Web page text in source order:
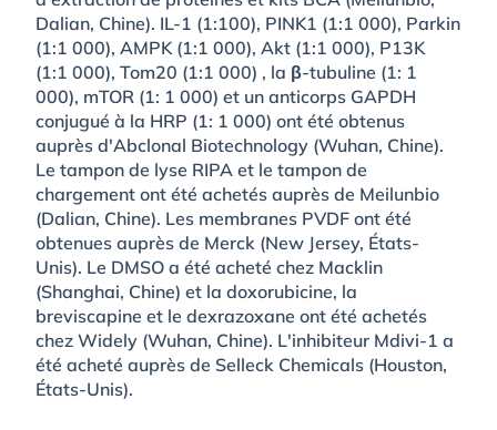
Dalian, Chine). IL-1 (1:100), PINK1 (1:1 000), Parkin
(1:1 000), AMPK (1:1 000), Akt (1:1 000), P13K
(1:1 000), Tom20 (1:1 000) , la β-tubuline (1: 1
000), mTOR (1: 1 000) et un anticorps GAPDH
conjugué à la HRP (1: 1 000) ont été obtenus
auprès d'Abclonal Biotechnology (Wuhan, Chine).
Le tampon de lyse RIPA et le tampon de
chargement ont été achetés auprès de Meilunbio
(Dalian, Chine). Les membranes PVDF ont été
obtenues auprès de Merck (New Jersey, États-
Unis). Le DMSO a été acheté chez Macklin
(Shanghai, Chine) et la doxorubicine, la
breviscapine et le dexrazoxane ont été achetés
chez Widely (Wuhan, Chine). L'inhibiteur Mdivi-1 a
été acheté auprès de Selleck Chemicals (Houston,
États-Unis).